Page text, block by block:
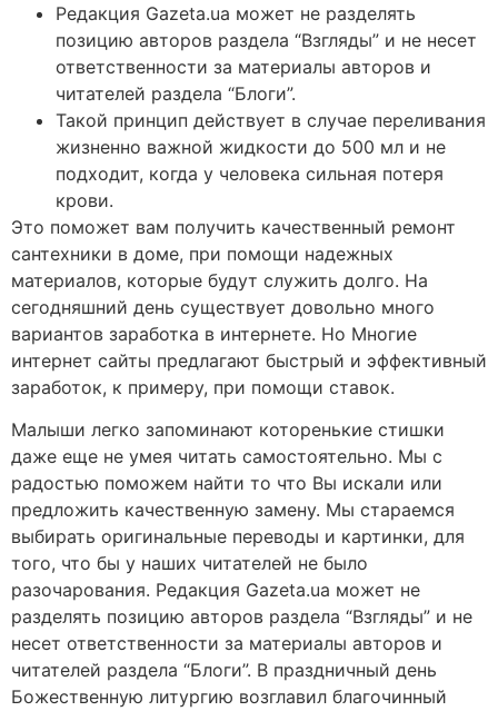
Редакция Gazeta.ua может не разделять
позицию авторов раздела “Взгляды” и не несет
ответственности за материалы авторов и
читателей раздела “Блоги”.
Такой принцип действует в случае переливания
жизненно важной жидкости до 500 мл и не
подходит, когда у человека сильная потеря
крови.
Это поможет вам получить качественный ремонт
сантехники в доме, при помощи надежных
материалов, которые будут служить долго. На
сегодняшний день существует довольно много
вариантов заработка в интернете. Но Многие
интернет сайты предлагают быстрый и эффективный
заработок, к примеру, при помощи ставок.
Малыши легко запоминают которенькие стишки
даже еще не умея читать самостоятельно. Мы с
радостью поможем найти то что Вы искали или
предложить качественную замену. Мы стараемся
выбирать оригинальные переводы и картинки, для
того, что бы у наших читателей не было
разочарования. Редакция Gazeta.ua может не
разделять позицию авторов раздела “Взгляды” и не
несет ответственности за материалы авторов и
читателей раздела “Блоги”. В праздничный день
Божественную литургию возглавил благочинный